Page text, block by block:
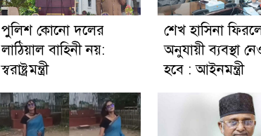
পুলিশ কোনো দলের
লাঠিয়াল বাহিনী নয়:
স্বরাষ্ট্রমন্ত্রী
শেখ হাসিনা
অনুযায়ী ব্যবস্থা
হবে : আইনমন্ত্রী